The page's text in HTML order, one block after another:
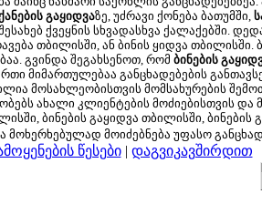
გაყიდვაზე, უძრავი ქონება ბათუმში,
ქვეყნის სხვადასხვა ქალაქებში.
თბილისში, ან ბინის ყიდვა
გვინდა შეგახსენოთ, რომ ბინების
მიმართულებაა განცხადებების
მოსახლეობისთვის მომსახურების
ახალი კლიენტების მოძიებისთვის და
ბინების გაყიდვა თბილისში, ბინების
მოიძებნება უფასო
წესები| დაგვიკავშირდით